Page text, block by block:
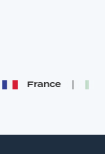
France